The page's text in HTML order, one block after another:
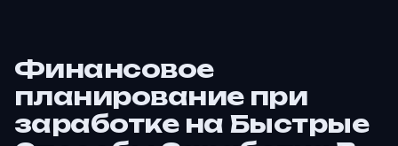
Финансовое
планирование при
заработке на Быстрые